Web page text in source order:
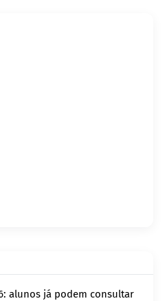
alunos já podem consultar